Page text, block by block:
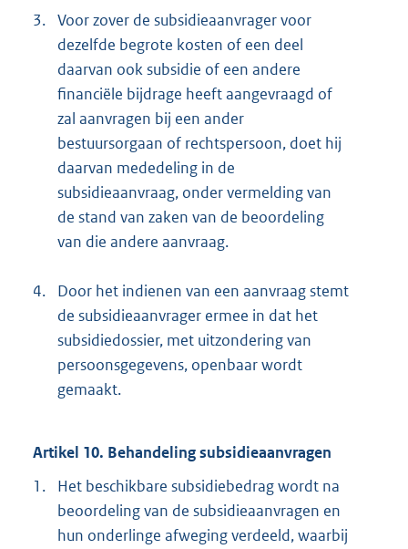
3. Voor zover de subsidieaanvrager voor
dezelfde begrote kosten of een deel
daarvan ook subsidie of een andere
financiële bijdrage heeft aangevraagd of
zal aanvragen bij een ander
bestuursorgaan of rechtspersoon, doet hij
daarvan mededeling in de
subsidieaanvraag, onder vermelding van
de stand van zaken van de beoordeling
van die andere aanvraag.
4.
Door het indienen van een aanvraag stemt
de subsidieaanvrager ermee in dat het
subsidiedossier, met uitzondering van
persoonsgegevens, openbaar wordt
gemaakt.
Artikel 10. Behandeling subsidieaanvragen
1.
Het beschikbare subsidiebedrag wordt na
beoordeling van de subsidieaanvragen en
hun onderlinge afweging verdeeld, waarbij